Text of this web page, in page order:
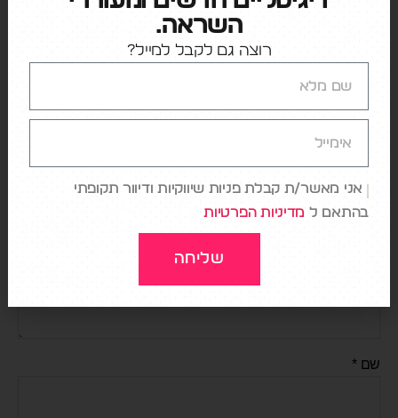
אמזון פריים שוברת שיא חדש
כתיבת תגובה
האימייל לא יוצג באתר.
התגובה שלך
שם*
השראה.
רוצה גם לקבל למייל?
אני מאשר/ת קבלת פניות שיווקיות ודיוור תקופתי
בהתאם ל מדיניות הפרטיות
שליחה